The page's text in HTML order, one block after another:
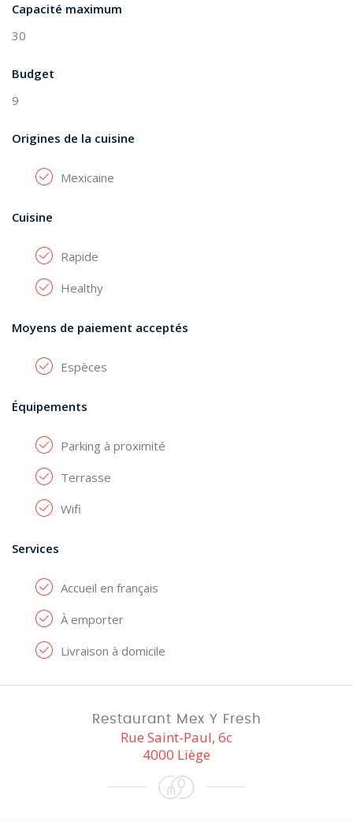
Capacité maximum
30
Budget
9
Origines de la cuisine
Mexicaine
Cuisine
Rapide
Healthy
Moyens de paiement acceptés
Espèces
Équipements
Parking à proximité
Terrasse
Wifi
Services
Accueil en français
À emporter
Livraison à domicile
Restaurant Mex Y Fresh
Rue Saint-Paul, 6c
4000 Liège